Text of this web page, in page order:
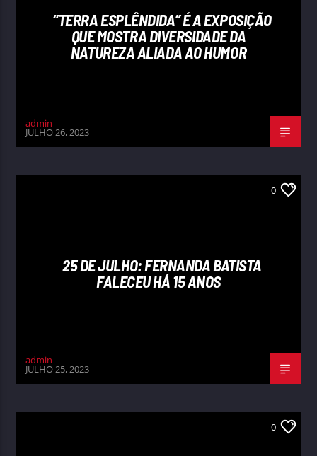
“TERRA ESPLÊNDIDA” É A EXPOSIÇÃO
QUE MOSTRA DIVERSIDADE DA
NATUREZA ALIADA AO HUMOR
admin
JULHO 26, 2023
0
25 DE JULHO: FERNANDA BATISTA
FALECEU HÁ 15 ANOS
admin
JULHO 25, 2023
0